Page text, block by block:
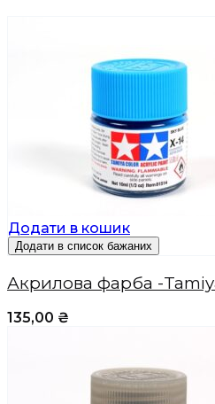
Додати в кошик
Додати в список бажаних
Акрилова фарба -
135,00 ₴